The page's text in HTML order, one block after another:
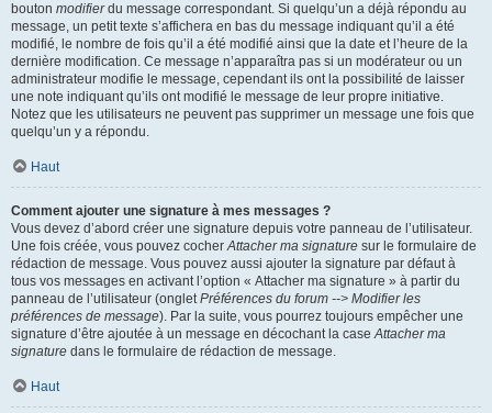
bouton modifierdu message correspondant. Si quelqu’un a déjà répondu au
message, un petit texte s’affichera en bas du message indiquant qu’il a été
modifié, le nombre de fois qu’il a été modifié ainsi que la date et l’heure de la
dernière modification. Ce message n’apparaîtra pas si un modérateur ou un
administrateur modifie le message, cependant ils ont la possibilité de laisser
une note indiquant qu’ils ont modifié le message de leur propre initiative.
Notez que les utilisateurs ne peuvent pas supprimer un message une fois que
quelqu’un y a répondu.
Haut
Comment ajouter une signature à mes messages ?
Vous devez d’abord créer une signature depuis votre panneau de l’utilisateur.
Une fois créée, vous pouvez cocherAttacher ma signature sur le formulaire de
rédaction de message. Vous pouvez aussi ajouter la signature par défaut à
tous vos messages en activant l’option « Attacher ma signature » à partir du
panneau de l’utilisateur (ongletPréférences du forum --> Modifier les
préférences de message). Par la suite, vous pourrez toujours empêcher une
signature d’être ajoutée à un message en décochant la caseAttacher ma
signature dans le formulaire de rédaction de message.
Haut